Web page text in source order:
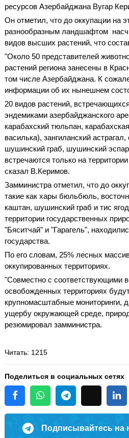
ресурсов Азербайджана Вугар
Он отметил, что до оккупации на
разнообразным ландшафтом
видов высших растений, что
"Около 50 представителей
растений региона занесены в
том числе Азербайджана. К
информации об их нынешнем
20 видов растений,
эндемиками азербайджанского
карабахский тюльпан,
василька), зангиланский астрагал,
шушинский граб, шушинский
встречаются только на
сказал В.Керимов.
Замминистра отметил, что до
такие как хары бюльбюль,
каштан, шушинский граб и тис
территории государственных
"Бяситчай" и "Гарагель",
государства.
По его словам, 25% лесных
оккупированных территориях.
"Совместно с соответствующими
освобожденных территориях
крупномасштабные мониторинги,
ущербу окружающей среде,
резюмировал замминистра.
Читать: 1215
Поделиться в социальных сетях
Подписывайтесь на